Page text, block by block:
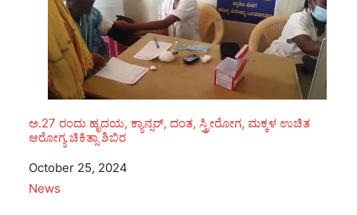
ಅ.27 ರಂದು ಹೃದಯ, ಕ್ಯಾನ್ಸರ್, ದಂತ, ಸ್ತ್ರೀರೋಗ, ಮಕ್ಕಳ ಉಚಿತ
ಆರೋಗ್ಯ ಚಿಕಿತ್ಸಾ ಶಿಬಿರ
Date
October 25, 2024
In relation to
News